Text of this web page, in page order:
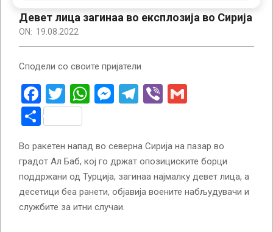
Девет лица загинаа во експлозија во Сирија
ON: 19.08.2022
Сподели со своите пријатели
Facebook
Twitter
WhatsApp
Messenger
Telegram
Viber
Share
Во ракетен напад во северна Сирија на пазар во
градот Ал Баб, кој го држат опозициските борци
поддржани од Турција, загинаа најмалку девет лица, а
десетици беа ранети, објавија воените набљудувачи и
службите за итни случаи.